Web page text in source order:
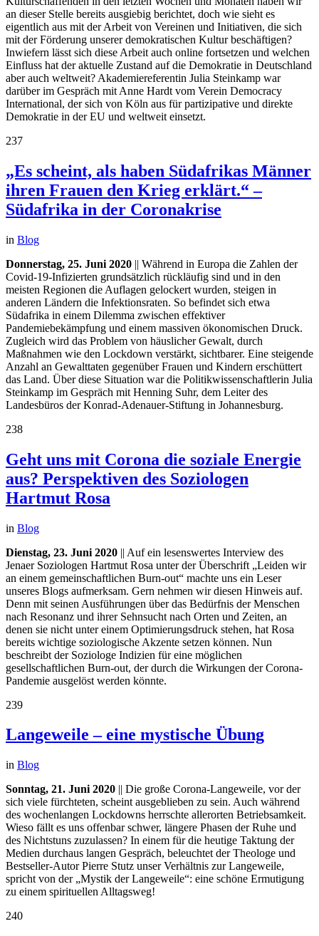
an dieser Stelle bereits ausgiebig berichtet, doch wie sieht es
eigentlich aus mit der Arbeit von Vereinen und Initiativen, die sich
mit der Förderung unserer demokratischen Kultur beschäftigen?
Inwiefern lässt sich diese Arbeit auch online fortsetzen und welchen
Einfluss hat der aktuelle Zustand auf die Demokratie in Deutschland
aber auch weltweit? Akademiereferentin Julia Steinkamp war
darüber im Gespräch mit Anne Hardt vom Verein Democracy
International, der sich von Köln aus für partizipative und direkte
Demokratie in der EU und weltweit einsetzt.
237
„Es scheint, als haben Südafrikas Männer
ihren Frauen den Krieg erklärt.“ –
Südafrika in der Coronakrise
in Blog
Donnerstag, 25. Juni 2020 || Während in Europa die Zahlen der
Covid-19-Infizierten grundsätzlich rückläufig sind und in den
meisten Regionen die Auflagen gelockert wurden, steigen in
anderen Ländern die Infektionsraten. So befindet sich etwa
Südafrika in einem Dilemma zwischen effektiver
Pandemiebekämpfung und einem massiven ökonomischen Druck.
Zugleich wird das Problem von häuslicher Gewalt, durch
Maßnahmen wie den Lockdown verstärkt, sichtbarer. Eine steigende
Anzahl an Gewalttaten gegenüber Frauen und Kindern erschüttert
das Land. Über diese Situation war die Politikwissenschaftlerin Julia
Steinkamp im Gespräch mit Henning Suhr, dem Leiter des
Landesbüros der Konrad-Adenauer-Stiftung in Johannesburg.
238
Geht uns mit Corona die soziale Energie
aus? Perspektiven des Soziologen
Hartmut Rosa
in Blog
Dienstag, 23. Juni 2020 || Auf ein lesenswertes Interview des
Jenaer Soziologen Hartmut Rosa unter der Überschrift „Leiden wir
an einem gemeinschaftlichen Burn-out“ machte uns ein Leser
unseres Blogs aufmerksam. Gern nehmen wir diesen Hinweis auf.
Denn mit seinen Ausführungen über das Bedürfnis der Menschen
nach Resonanz und ihrer Sehnsucht nach Orten und Zeiten, an
denen sie nicht unter einem Optimierungsdruck stehen, hat Rosa
bereits wichtige soziologische Akzente setzen können. Nun
beschreibt der Soziologe Indizien für eine möglichen
gesellschaftlichen Burn-out, der durch die Wirkungen der Corona-
Pandemie ausgelöst werden könnte.
239
Langeweile – eine mystische Übung
in Blog
Sonntag, 21. Juni 2020 || Die große Corona-Langeweile, vor der
sich viele fürchteten, scheint ausgeblieben zu sein. Auch während
des wochenlangen Lockdowns herrschte allerorten Betriebsamkeit.
Wieso fällt es uns offenbar schwer, längere Phasen der Ruhe und
des Nichtstuns zuzulassen? In einem für die heutige Taktung der
Medien durchaus langen Gespräch, beleuchtet der Theologe und
Bestseller-Autor Pierre Stutz unser Verhältnis zur Langeweile,
spricht von der „Mystik der Langeweile“: eine schöne Ermutigung
zu einem spirituellen Alltagsweg!
240